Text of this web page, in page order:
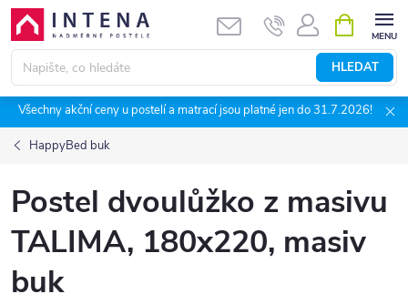
Přejít
obsah
HLEDAT
NÁKUPNÍ
KOŠÍK
Všechny akční ceny u postelí a matrací jsou platné jen do 31.7.2026!
HappyBed buk
Postel dvoulůžko z masivu
TALIMA, 180x220, masiv
buk